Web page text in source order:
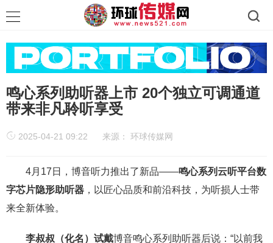
鸣心系列助听器上市 20个独立可调通道
带来非凡聆听享受
2025-04-21 09:22 来源： 环球传媒网
4月17日，博音听力推出了新品——鸣心系列云听平台数
字芯片隐形助听器 ，以匠心品质和前沿科技，为听损人士带
来全新体验。
李叔叔（化名）试戴博音鸣心系列助听器后说：“以前我